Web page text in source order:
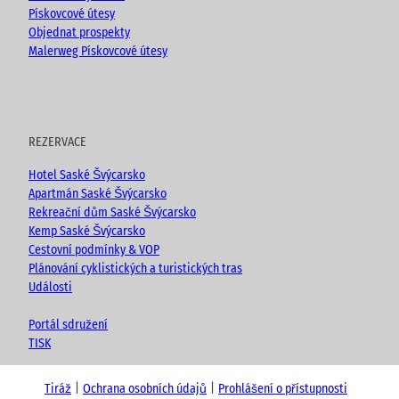
Pískovcové útesy
Objednat prospekty
Malerweg Pískovcové útesy
REZERVACE
Hotel Saské Švýcarsko
Apartmán Saské Švýcarsko
Rekreační dům Saské Švýcarsko
Kemp Saské Švýcarsko
Cestovní podmínky & VOP
Plánování cyklistických a turistických tras
Události
Portál sdružení
TISK
Tiráž Ochrana osobních údajů Prohlášení o přístupnosti